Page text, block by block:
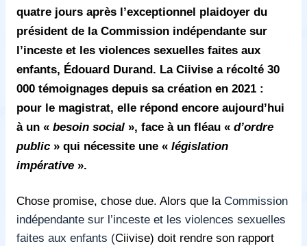
quatre jours après l’exceptionnel plaidoyer du
président de la Commission indépendante sur
l’inceste et les violences sexuelles faites aux
enfants, Édouard Durand. La Ciivise a récolté 30
000 témoignages depuis sa création en 2021 :
pour le magistrat, elle répond encore aujourd’hui
à un « besoin social », face à un fléau « d’ordre
public » qui nécessite une « législation
impérative ».
Chose promise, chose due. Alors que la Commission
indépendante sur l’inceste et les violences sexuelles
faites aux enfants (Ciivise) doit rendre son rapport